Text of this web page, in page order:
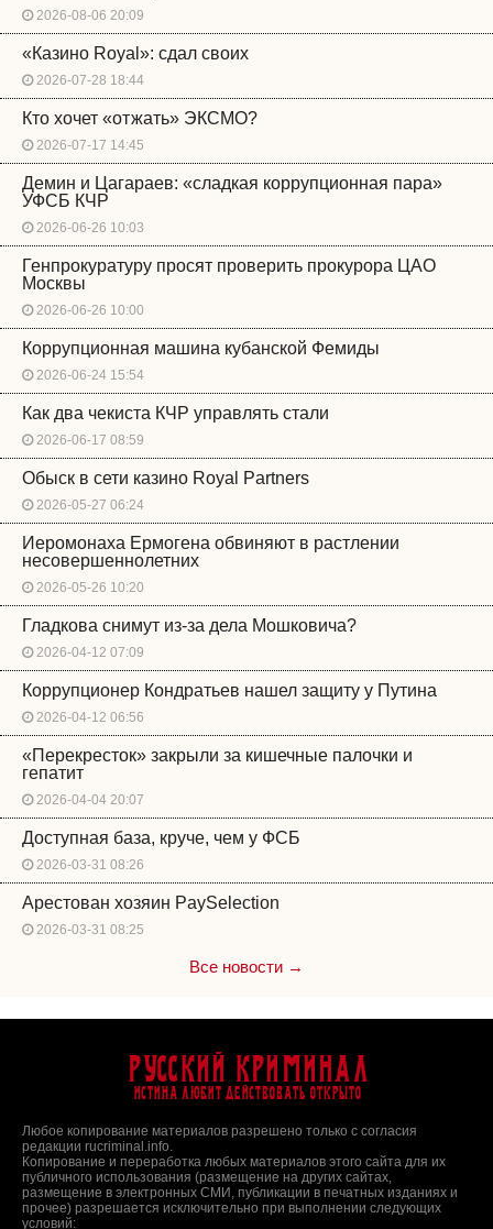
2026-08-06 20:09
«Казино Royal»: сдал своих
2026-07-28 18:44
Кто хочет «отжать» ЭКСМО?
2026-07-17 14:45
Демин и Цагараев: «сладкая коррупционная пара»
УФСБ КЧР
2026-06-26 10:03
Генпрокуратуру просят проверить прокурора ЦАО
Москвы
2026-06-26 10:00
Коррупционная машина кубанской Фемиды
2026-06-24 15:54
Как два чекиста КЧР управлять стали
2026-06-17 08:59
Обыск в сети казино Royal Partners
2026-05-27 06:24
Иеромонаха Ермогена обвиняют в растлении
несовершеннолетних
2026-05-26 10:20
Гладкова снимут из-за дела Мошковича?
2026-04-12 07:09
Коррупционер Кондратьев нашел защиту у Путина
2026-04-12 06:56
«Перекресток» закрыли за кишечные палочки и
гепатит
2026-04-04 20:07
Доступная база, круче, чем у ФСБ
2026-03-31 08:26
Арестован хозяин PaySelection
2026-03-31 08:25
Все новости →
Русский Криминал
Истина любит действовать открыто
Любое копирование материалов разрешено только с согласия
редакции rucriminal.info.
Копирование и переработка любых материалов этого сайта для их
публичного использования (размещение на других сайтах,
размещение в электронных СМИ, публикации в печатных изданиях и
прочее) разрешается исключительно при выполнении следующих
условий: